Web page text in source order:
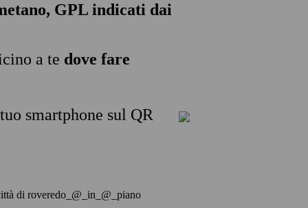
GPL indicati dai
a te dove fare
smartphone sul QR
di roveredo_@_in_@_piano